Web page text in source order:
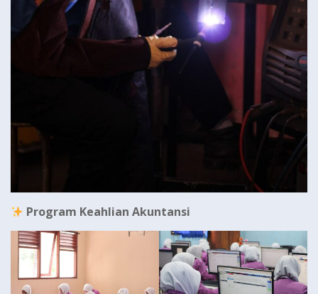
Program Keahlian Akuntansi